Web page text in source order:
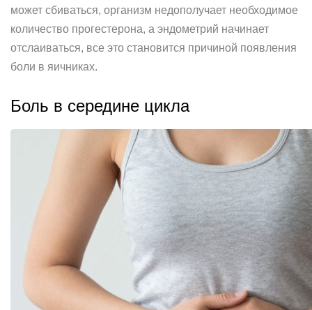
может сбиваться, организм недополучает необходимое
количество прогестерона, а эндометрий начинает
отслаиваться, все это становится причиной появления
боли в яичниках.
Боль в середине цикла